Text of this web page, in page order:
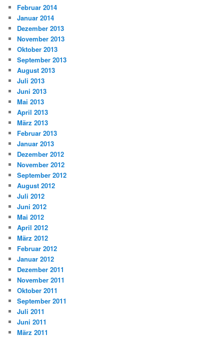
Februar 2014
Januar 2014
Dezember 2013
November 2013
Oktober 2013
September 2013
August 2013
Juli 2013
Juni 2013
Mai 2013
April 2013
März 2013
Februar 2013
Januar 2013
Dezember 2012
November 2012
September 2012
August 2012
Juli 2012
Juni 2012
Mai 2012
April 2012
März 2012
Februar 2012
Januar 2012
Dezember 2011
November 2011
Oktober 2011
September 2011
Juli 2011
Juni 2011
März 2011